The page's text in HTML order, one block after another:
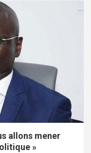
allons mener
»